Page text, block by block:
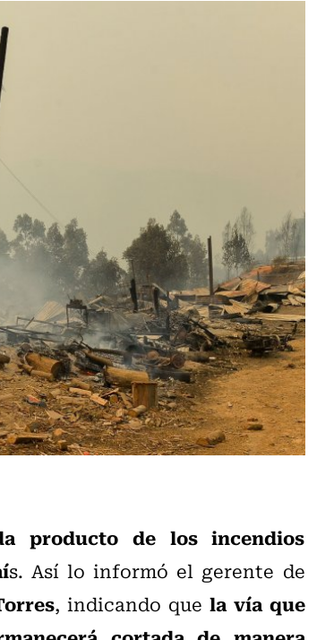
producto de los incendios
s. Así lo informó el gerente de
, indicando que la vía que